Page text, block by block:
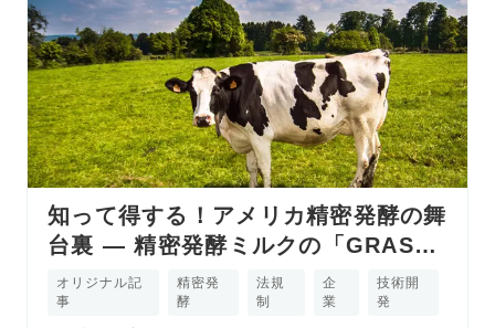
知って得する！アメリカ精密発酵の舞
台裏 ― 精密発酵ミルクの「GRAS」
―
オリジナル記
事
精密発
酵
法規
制
企
業
技術開
発